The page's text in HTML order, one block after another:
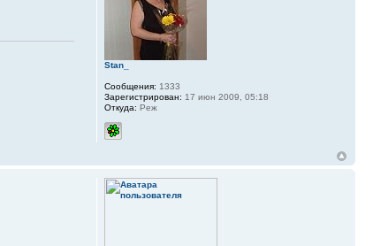
Stan_
Сообщения: 1333
Зарегистрирован: 17 июн 2009, 05:18
Откуда: Реж